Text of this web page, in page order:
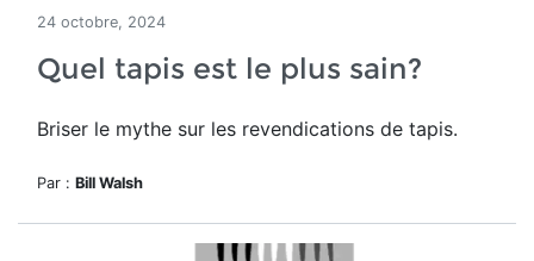
24 octobre, 2024
Quel tapis est le plus sain?
Briser le mythe sur les revendications de tapis.
Par : Bill Walsh